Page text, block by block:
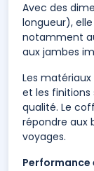
Avec des
longueur),
notamment
aux jambes
Les
et les finitions
qualité. Le
répondre aux
voyages.